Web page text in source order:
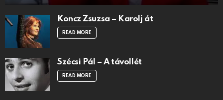
Koncz Zsuzsa – Karolj át
READ MORE
Szécsi Pál – A távollét
READ MORE